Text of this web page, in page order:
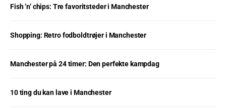
Fish ’n’ chips: Tre favoritsteder i Manchester
Shopping: Retro fodboldtrøjer i Manchester
Manchester på 24 timer: Den perfekte kampdag
10 ting du kan lave i Manchester